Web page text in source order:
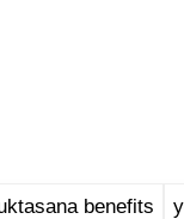
benefits